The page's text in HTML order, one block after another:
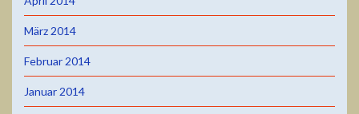
März 2014
Februar 2014
Januar 2014